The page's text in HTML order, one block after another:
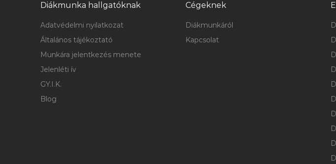
Diákmunka hallgatóknak
Adatvédelmi nyilatkozat
Általános tájékoztató
Munkára jelentkezés menete
Jelenléti ív
GY.I.K.
Blog
Cégeknek
Diákmunkáról
Kapcsolat